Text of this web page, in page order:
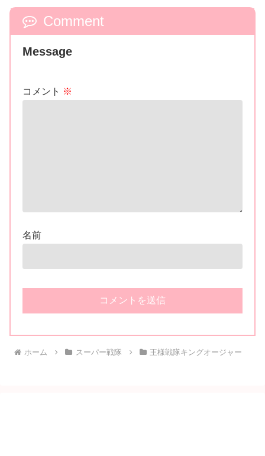
Comment
Message
コメント ※
名前
ホーム スーパー戦隊 王様戦隊キングオージャー